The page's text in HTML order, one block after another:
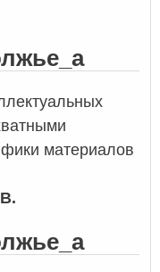
материалов